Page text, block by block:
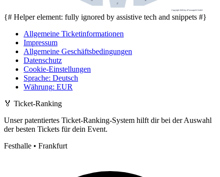
G
F
Copyright 2026 by ePassage24 GmbH
{# Helper element: fully ignored by assistive tech and snippets #}
Allgemeine Ticketinformationen
Impressum
Allgemeine Geschäftsbedingungen
Datenschutz
Cookie-Einstellungen
Sprache: Deutsch
Währung: EUR
🏅 Ticket-Ranking
Unser patentiertes Ticket-Ranking-System hilft dir bei der Auswahl
der besten Tickets für dein Event.
Festhalle • Frankfurt